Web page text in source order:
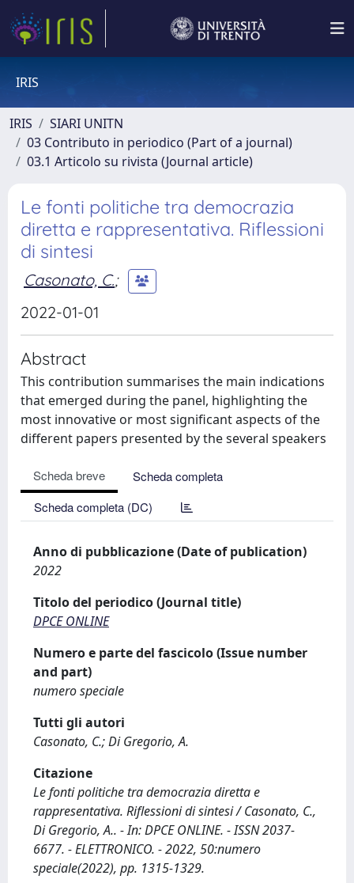
IRIS
IRIS
SIARI UNITN
03 Contributo in periodico (Part of a journal)
03.1 Articolo su rivista (Journal article)
Le fonti politiche tra democrazia
diretta e rappresentativa. Riflessioni
di sintesi
Casonato, C.;
2022-01-01
Abstract
This contribution summarises the main indications
that emerged during the panel, highlighting the
most innovative or most significant aspects of the
different papers presented by the several speakers
Scheda breve
Scheda completa
Scheda completa (DC)
Anno di pubblicazione (Date of publication)
2022
Titolo del periodico (Journal title)
DPCE ONLINE
Numero e parte del fascicolo (Issue number
and part)
numero speciale
Tutti gli autori
Casonato, C.; Di Gregorio, A.
Citazione
Le fonti politiche tra democrazia diretta e
rappresentativa. Riflessioni di sintesi / Casonato, C.,
Di Gregorio, A.. - In: DPCE ONLINE. - ISSN 2037-
6677. - ELETTRONICO. - 2022, 50:numero
speciale(2022), pp. 1315-1329.